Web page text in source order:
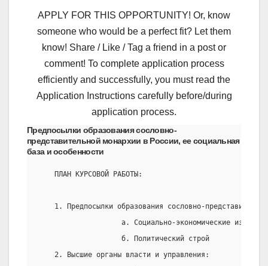
APPLY FOR THIS OPPORTUNITY! Or, know
someone who would be a perfect fit? Let them
know! Share / Like / Tag a friend in a post or
comment! To complete application process
efficiently and successfully, you must read the
Application Instructions carefully before/during
application process.
Предпосылки образования сословно-
представительной монархии в России, ее социальная
база и особенности
    ПЛАН КУРСОВОЙ РАБОТЫ:
1. Предпосылки образования сословно-
а. Социально-экономические
                    б. Политический строй
    2. Высшие органы власти и управления: